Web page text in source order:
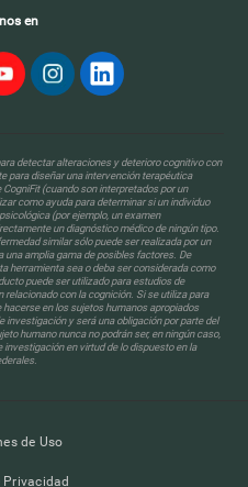
en
detectar alteraciones y deterioro cognitivo con
para diseñar una intervención terapéutica
(cuando son interpretados por un
como ayuda para determinar si un individuo
(por ejemplo, un examen
un diagnóstico médico de ningún tipo.
similar sólo puede ser realizada por un
una amplia gama de posibles factores. De
herramienta sea o deba ser considerada como
puede ser utilizado para estudios de
con la cognición. Si se utiliza para
en los sujetos humanos apropiados
investigación y será una obligación por parte del
humano nunca no podrán ser, en ningún caso,
en virtud de lo dispuesto en la
de Uso